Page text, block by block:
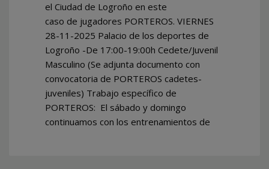
el Ciudad de Logroño en este
caso de jugadores PORTEROS. VIERNES
28-11-2025 Palacio de los deportes de
Logroño -De 17:00-19:00h Cedete/Juvenil
Masculino (Se adjunta documento con
convocatoria de PORTEROS cadetes-
juveniles) Trabajo específico de
PORTEROS: El sábado y domingo
continuamos con los entrenamientos de